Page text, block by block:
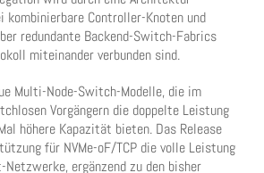
Controller-Knoten und
redundante Backend-Switch-Fabrics
miteinander verbunden sind.
Multi-Node-Switch-Modelle, die im
Vorgängern die doppelte Leistung
höhere Kapazität bieten. Das Release
für NVMe-oF/TCP die volle Leistung
Netzwerke, ergänzend zu den bisher